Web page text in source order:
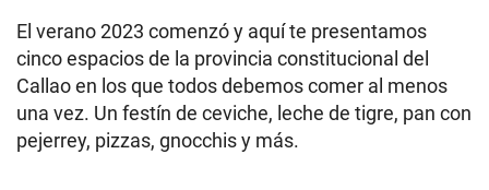
El verano 2023 comenzó y aquí te presentamos
cinco espacios de la provincia constitucional del
Callao en los que todos debemos comer al menos
una vez. Un festín de ceviche, leche de tigre, pan con
pejerrey, pizzas, gnocchis y más.